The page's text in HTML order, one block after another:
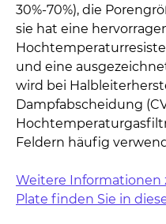
30%-70%), die
sie hat eine
und eine
wird bei
Dampfabscheidung
Feldern häufig
Weitere Informationen
Plate finden Sie in